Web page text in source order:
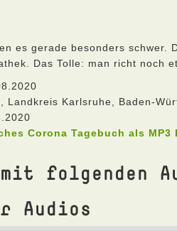
es gerade besonders
Das Tolle: man richt noch
Landkreis Karlsruhe, Baden-
Corona Tagebuch als MP3
folgenden
Audios